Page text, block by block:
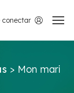
conectar
> Mon mari